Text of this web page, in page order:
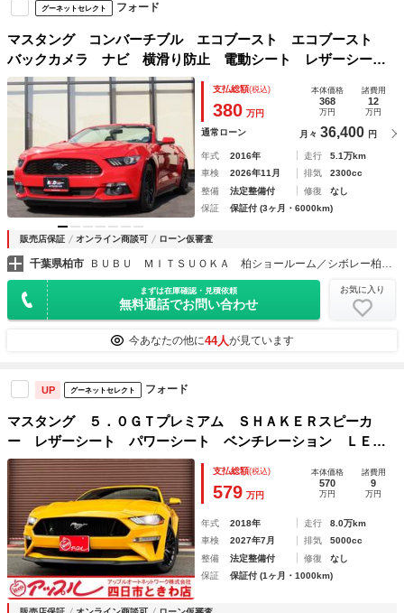
グーネットセレクト フォード
マスタング コンバーチブル エコブースト エコブースト
バックカメラ ナビ 横滑り防止 電動シート レザーシー
ト １８インチＡＷ シートヒーター シートエアコン ＥＴ
Ｃ２．０ ＣＤ Ｂｌｕｅｔｏｏｔｈ フルセグ ＵＳＢ オ
ートエアコン
支払総額(税込)
380 万円
本体価格
368
万円
諸費用
12
万円
通常ローン 月々 36,400 円
年式 2016年 走行
5.1万km
車検
2026年11月 排気
2300cc
整備
法定整備付 修復
なし
保証
保証付 (3ヶ月・6000km)
販売店保証 オンライン商談可 ローン仮審査
千葉県柏市 ＢＵＢＵ ＭＩＴＳＵＯＫＡ 柏ショールーム／シボレー柏サービスセンター
まずは在庫確認・見積依頼
無料通話でお問い合わせ
お気に入り
今あなたの他に44人が見ています
UP グーネットセレクト フォード
マスタング ５．０ＧＴプレミアム ＳＨＡＫＥＲスピーカ
ー レザーシート パワーシート ベンチレーション ＬＥＤ
ヘッドライト 純正ディスプレイオーディオ バックカメラ
クルーズコントロール スマートキー 純正１９インチアルミ
ホイール
支払総額(税込)
579 万円
本体価格
570
万円
諸費用
9
万円
年式 2018年 走行
8.0万km
車検
2027年7月 排気
5000cc
整備
法定整備付 修復
なし
保証
保証付 (1ヶ月・1000km)